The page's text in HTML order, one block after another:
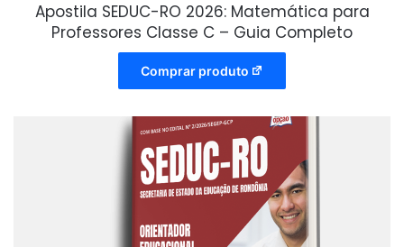
Apostila SEDUC-RO 2026: Matemática para
Professores Classe C – Guia Completo
Comprar produto